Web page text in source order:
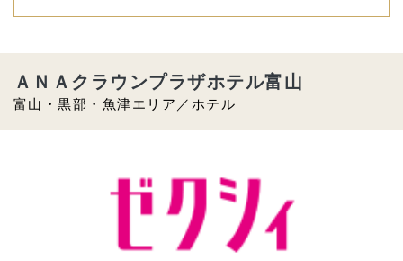
富山・黒部・魚津エリア／ホテル
ＡＮＡクラウンプラザホテル富山